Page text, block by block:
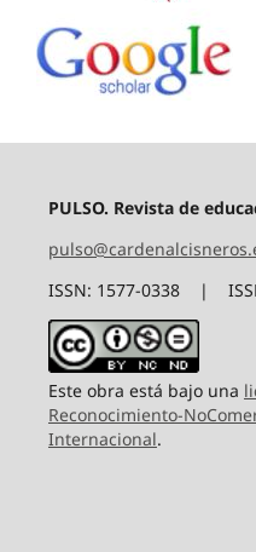
PULSO. Revista de
ISSN: 1577-0338 |
Este obra está bajo una
Reconocimiento-
Internacional.